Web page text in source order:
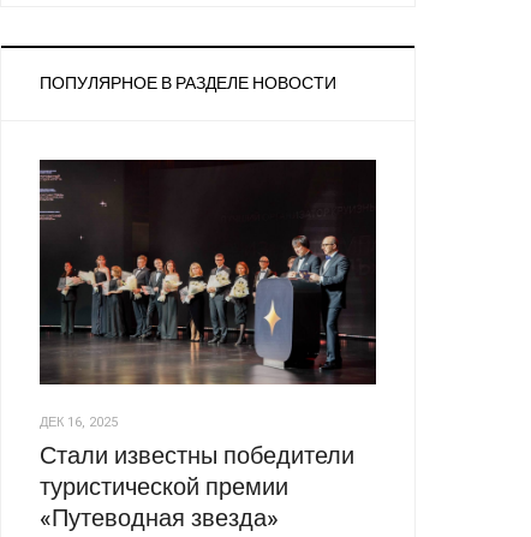
ПОПУЛЯРНОЕ В РАЗДЕЛЕ НОВОСТИ
ДЕК 16, 2025
Стали известны победители
туристической премии
«Путеводная звезда»